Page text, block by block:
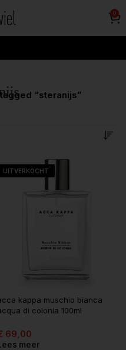
0
“steranijs”
UITVERKOCHT
kappa muschio bianca
di colonia 100ml
69,00
meer